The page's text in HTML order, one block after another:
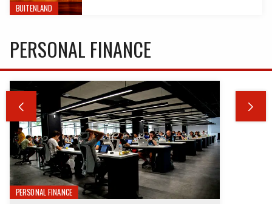
BUITENLAND
PERSONAL FINANCE
 
PERSONAL FINANCE